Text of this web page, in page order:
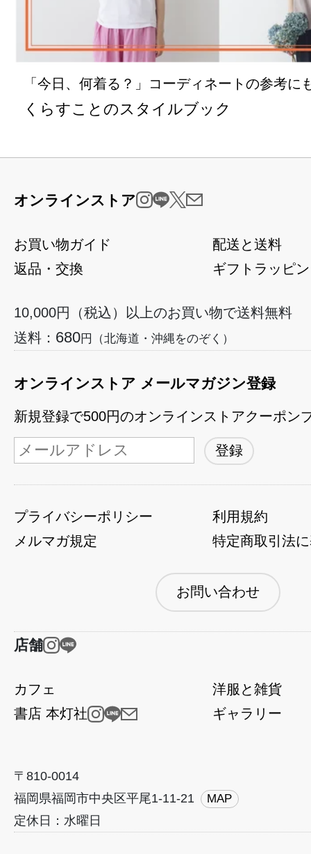
「今日、何着る？」コーディネートの参考に
くらすことのスタイルブック
オンラインストア
お買い物ガイド
配送と送料
返品・交換
ギフトラッピ
10,000円（税込）以上のお買い物で送料無料
送料： 680円（北海道・沖縄をのぞく）
オンラインストア メールマガジン登録
新規登録で500円のオンラインストアクーポン
プライバシーポリシー
利用規約
メルマガ規定
特定商取引法
お問い合わせ
店舗
カフェ
洋服と雑貨
書店 本灯社
ギャラリー
〒810-0014
福岡県福岡市中央区平尾1-11-21
MAP
定休日：水曜日